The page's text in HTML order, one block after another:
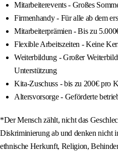
Mitarbeiterevents - Großes
Firmenhandy - Für alle ab dem
Mitarbeiterprämien - Bis zu
Flexible Arbeitszeiten - Keine
Weiterbildung - Großer
Unterstützung
Kita-Zuschuss - bis zu 200€ pro
Altersvorsorge - Geförderte
*Der Mensch zählt, nicht das
Diskriminierung ab und denken nicht
ethnische Herkunft, Religion,